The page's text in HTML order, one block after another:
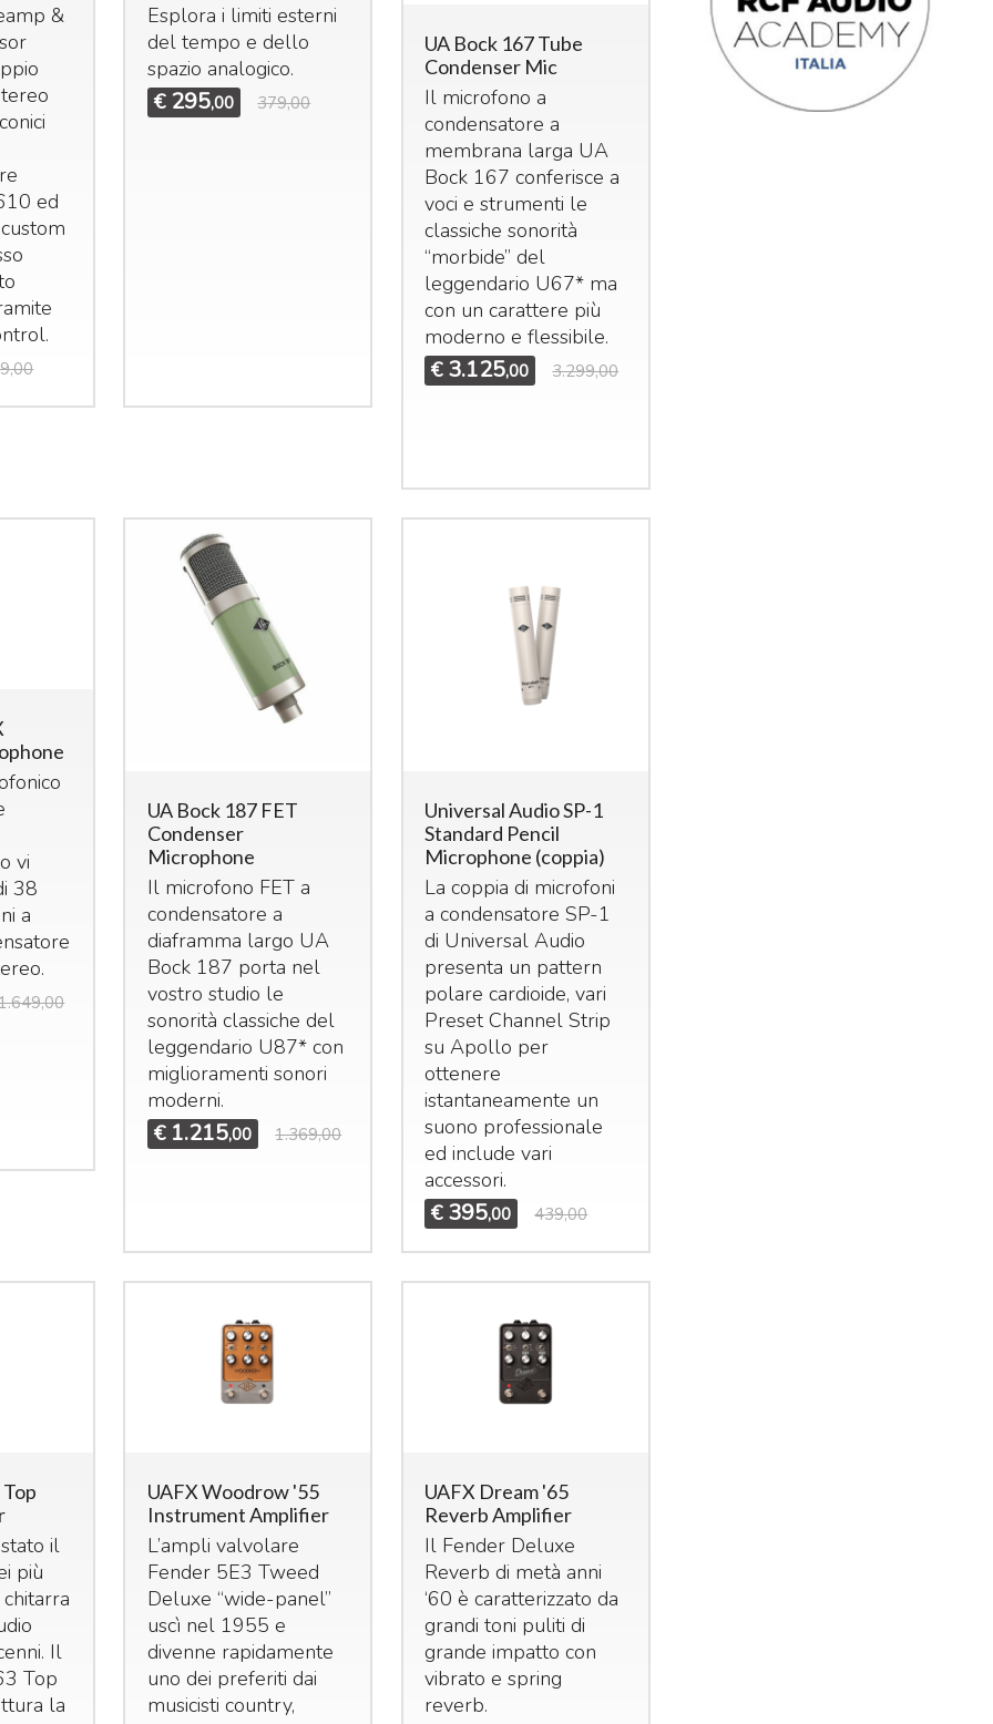
&
ed
Esplora i limiti esterni
del tempo e dello
spazio analogico.
€ 295,00 379,00
UA Bock 167 Tube
Condenser Mic
Il microfono a
condensatore a
membrana larga UA
Bock 167 conferisce a
voci e strumenti le
classiche sonorità
“morbide” del
leggendario U67* ma
con un carattere più
moderno e flessibile.
€ 3.125,00 3.299,00
vi
38
a
UA Bock 187 FET
Condenser
Microphone
Il microfono FET a
condensatore a
diaframma largo UA
Bock 187 porta nel
vostro studio le
sonorità classiche del
leggendario U87* con
miglioramenti sonori
moderni.
€ 1.215,00 1.369,00
Universal Audio SP-1
Standard Pencil
Microphone (coppia)
La coppia di microfoni
a condensatore SP-1
di Universal Audio
presenta un pattern
polare cardioide, vari
Preset Channel Strip
su Apollo per
ottenere
istantaneamente un
suono professionale
ed include vari
accessori.
€ 395,00 439,00
il
più
Il
Top
la
UAFX Woodrow '55
Instrument Amplifier
L’ampli valvolare
Fender 5E3 Tweed
Deluxe “wide-panel”
uscì nel 1955 e
divenne rapidamente
uno dei preferiti dai
musicisti country,
UAFX Dream '65
Reverb Amplifier
Il Fender Deluxe
Reverb di metà anni
‘60 è caratterizzato da
grandi toni puliti di
grande impatto con
vibrato e spring
reverb.